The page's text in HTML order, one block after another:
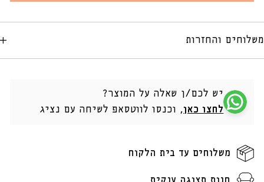
משלוחים והחזרות
יש לכם/ן שאלה על המוצר?
לחצו כאן, וכנסו לווטסאפ לשיחה עם נציג
משלוחים עד בית הלקוח